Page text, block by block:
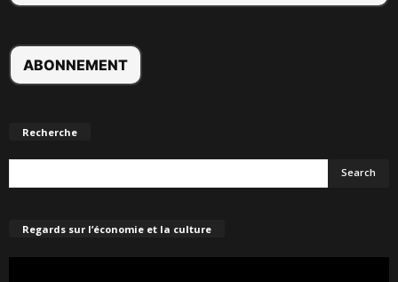
Recherche
Regards sur l’économie et la culture